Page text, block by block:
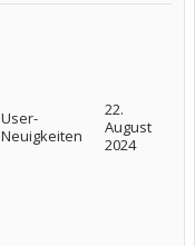
User-
Neuigkeiten
22.
August
2024